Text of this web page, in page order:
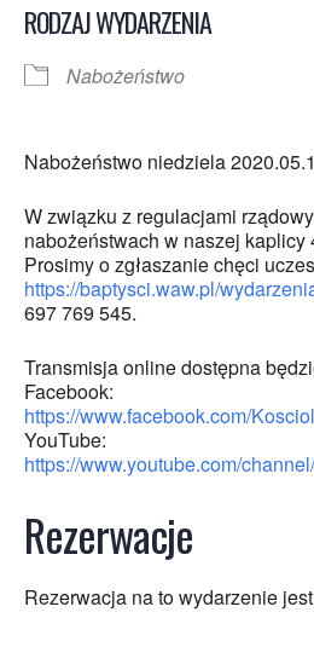
RODZAJ WYDARZENIA
Nabożeństwo
Nabożeństwo niedziela
W związku z regulacjami
nabożeństwach w naszej kaplicy
Prosimy o zgłaszanie chęci
https://baptysci.waw.pl/
697 769 545.
Transmisja online dostępna
Facebook:
https://www.facebook.com/
YouTube:
https://www.youtube.com/
Rezerwacje
Rezerwacja na to wydarzenie